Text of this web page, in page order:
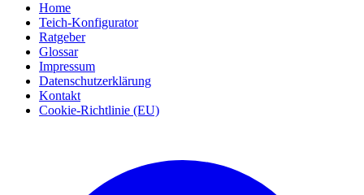
Home
Teich-Konfigurator
Ratgeber
Glossar
Impressum
Datenschutzerklärung
Kontakt
Cookie-Richtlinie (EU)